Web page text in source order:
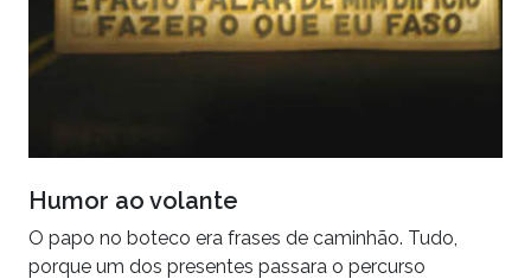
Humor ao volante
O papo no boteco era frases de caminhão. Tudo,
porque um dos presentes passara o percurso